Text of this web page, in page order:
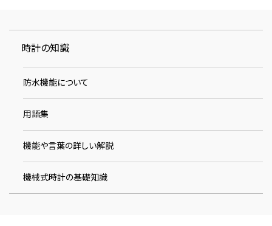
時計の知識
防水機能について
用語集
機能や言葉の詳しい解説
機械式時計の基礎知識